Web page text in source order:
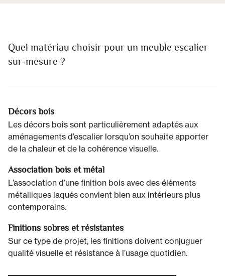
Quel matériau choisir pour un meuble escalier
sur-mesure ?
Décors bois
Les décors bois sont particulièrement adaptés aux
aménagements d’escalier lorsqu’on souhaite apporter
de la chaleur et de la cohérence visuelle.
Association bois et métal
L’association d’une finition bois avec des éléments
métalliques laqués convient bien aux intérieurs plus
contemporains.
Finitions sobres et résistantes
Sur ce type de projet, les finitions doivent conjuguer
qualité visuelle et résistance à l’usage quotidien.